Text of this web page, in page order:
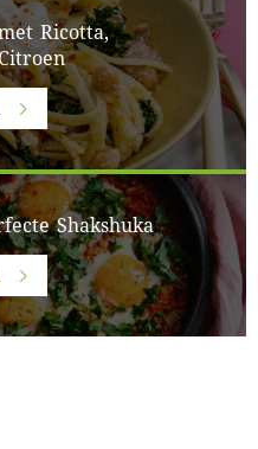
Ricotta,
Shakshuka